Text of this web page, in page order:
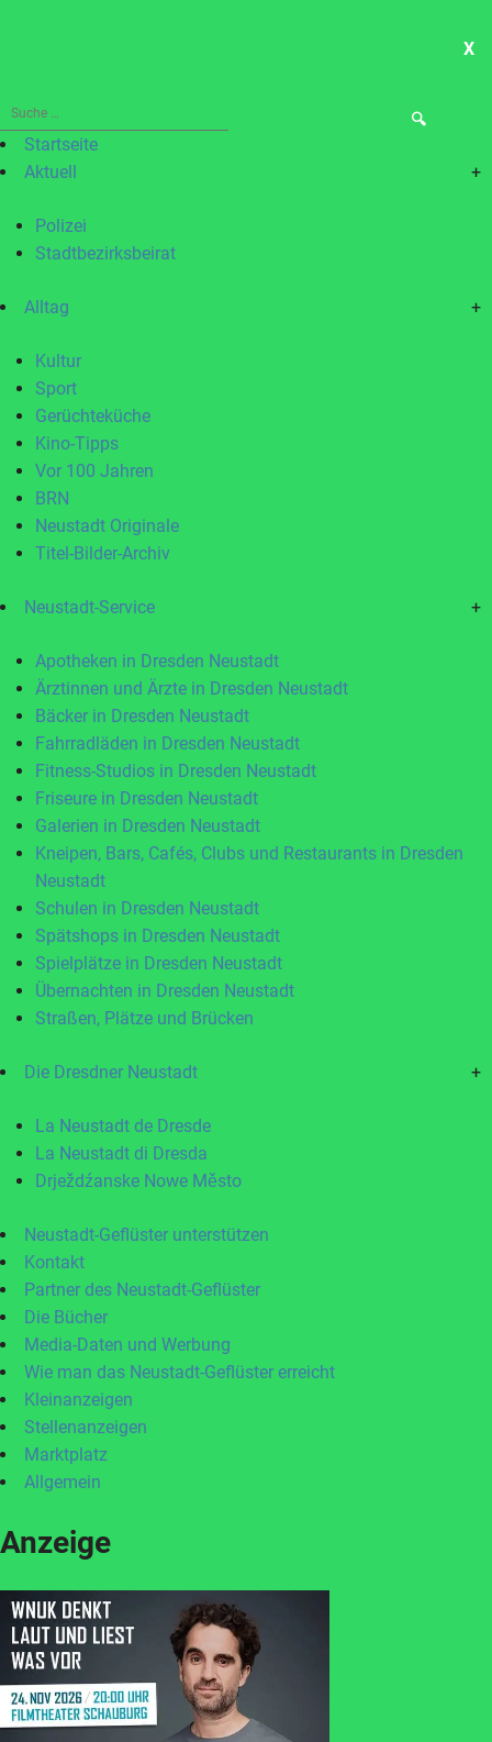
X
Suche
nach:Startseite
Aktuell
+
Polizei
Stadtbezirksbeirat
Alltag +
Kultur
Sport
Gerüchteküche
Kino-Tipps
Vor 100 Jahren
BRN
Neustadt Originale
Titel-Bilder-Archiv
Neustadt-Service +
Apotheken in Dresden Neustadt
Ärztinnen und Ärzte in Dresden Neustadt
Bäcker in Dresden Neustadt
Fahrradläden in Dresden Neustadt
Fitness-Studios in Dresden Neustadt
Friseure in Dresden Neustadt
Galerien in Dresden Neustadt
Kneipen, Bars, Cafés, Clubs und Restaurants in Dresden
Neustadt
Schulen in Dresden Neustadt
Spätshops in Dresden Neustadt
Spielplätze in Dresden Neustadt
Übernachten in Dresden Neustadt
Straßen, Plätze und Brücken
Die Dresdner Neustadt +
La Neustadt de Dresde
La Neustadt di Dresda
Drježdźanske Nowe Město
Neustadt-Geflüster unterstützen
Kontakt
Partner des Neustadt-Geflüster
Die Bücher
Media-Daten und Werbung
Wie man das Neustadt-Geflüster erreicht
Kleinanzeigen
Stellenanzeigen
Marktplatz
Allgemein
Anzeige